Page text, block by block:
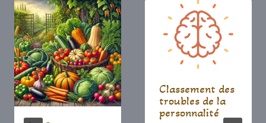
Classement des
troubles de la
personnalité